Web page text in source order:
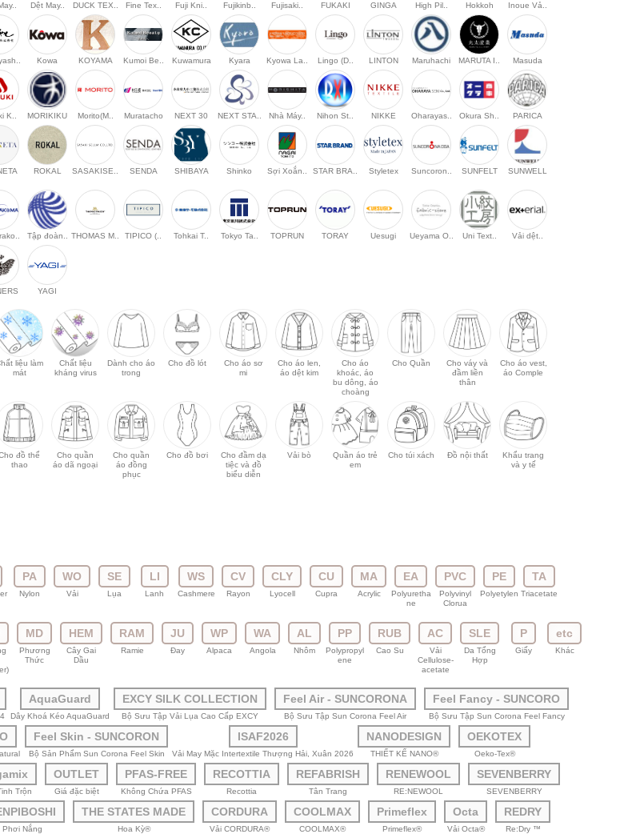
Dệt May.. DUCK TEX.. Fine Tex.. Fuji Kni.. Fujikinb.. Fujisaki.. FUKAKI GINGA High Pil.. Hokkoh Inoue Vả..
Kowa KOYAMA Kumoi Be.. Kuwamura Kyara Kyowa La.. Lingo (D.. LINTON Maruhachi MARUTA I.. Masuda
K.. MORIKIKU Morito(M.. Muratacho NEXT 30 NEXT STA.. Nhà Máy.. Nihon St.. NIKKE Oharayas.. Okura Sh.. PARICA
ROKAL SASAKISE.. SENDA SHIBAYA Shinko Sợi Xoắn.. STAR BRA.. Styletex Suncoron.. SUNFELT SUNWELL
Tập đoàn.. THOMAS M.. TIPICO (.. Tohkai T.. Tokyo Ta.. TOPRUN TORAY Uesugi Ueyama O.. Uni Text.. Vải dệt..
YAGI
liệu làm
mát
Chất liệu
kháng virus
Dành cho áo
trong
Cho đồ lót
Cho áo sơ
mi
Cho áo len,
áo dệt kim
Cho áo
khoác, áo
bu dông, áo
choàng
Cho Quần
Cho váy và
đầm liền
thân
Cho áo vest,
áo Comple
đồ thể
thao
Cho quần
áo dã ngoại
Cho quần
áo đồng
phục
Cho đồ bơi
Cho đầm dạ
tiệc và đồ
biểu diễn
Vải bò
Quần áo trẻ
em
Cho túi xách Đồ nội thất
Khẩu trang
và y tế
PA
Nylon
WO
Vải
SE
Lụa
LI
Lanh
WS
Cashmere
CV
Rayon
CLY
Lyocell
CU
Cupra
MA
Acrylic
EA
Polyuretha
ne
PVC
Polyvinyl
Clorua
PE
Polyetylen
TA
Triacetate
MD
Phương
Thức
HEM
Cây Gai
Dầu
RAM
Ramie
JU
Đay
WP
Alpaca
WA
Angola
AL
Nhôm
PP
Polypropyl
ene
RUB
Cao Su
AC
Vải
Cellulose-
acetate
SLE
Da Tổng
Hợp
P
Giấy
etc
Khác
AquaGuard
Dây Khoá Kéo AquaGuard
EXCY SILK COLLECTION
Bộ Sưu Tập Vải Lụa Cao Cấp EXCY
Feel Air - SUNCORONA
Bộ Sưu Tập Sun Corona Feel Air
Feel Fancy - SUNCORO
Bộ Sưu Tập Sun Corona Feel Fancy
Feel Skin - SUNCORON
Bộ Sản Phẩm Sun Corona Feel Skin
ISAF2026
Vải May Mặc Intertextile Thượng Hải, Xuân 2026
NANODESIGN
THIẾT KẾ NANO®
OEKOTEX
Oeko-Tex®
Trộn
OUTLET
Giá đặc biệt
PFAS-FREE
Không Chứa PFAS
RECOTTIA
Recottia
REFABRISH
Tân Trang
RENEWOOL
RE:NEWOOL
SEVENBERRY
SEVENBERRY
Phơi Nắng
THE STATES MADE
Hoa Kỳ®
CORDURA
Vải CORDURA®
COOLMAX
COOLMAX®
Primeflex
Primeflex®
Octa
Vải Octa®
REDRY
Re:Dry ™